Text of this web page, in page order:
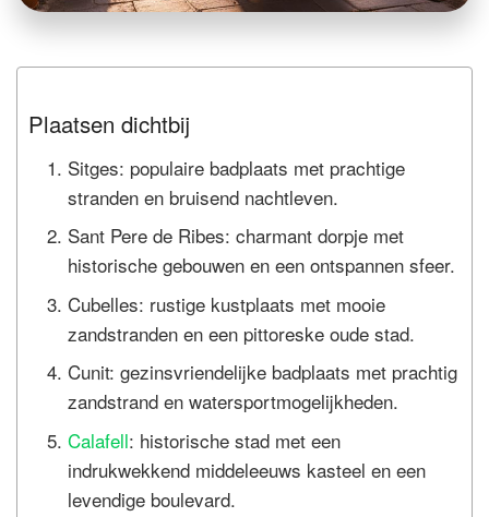
Plaatsen dichtbij
Sitges: populaire badplaats met prachtige
stranden en bruisend nachtleven.
Sant Pere de Ribes: charmant dorpje met
historische gebouwen en een ontspannen sfeer.
Cubelles: rustige kustplaats met mooie
zandstranden en een pittoreske oude stad.
Cunit: gezinsvriendelijke badplaats met prachtig
zandstrand en watersportmogelijkheden.
Calafell: historische stad met een
indrukwekkend middeleeuws kasteel en een
levendige boulevard.